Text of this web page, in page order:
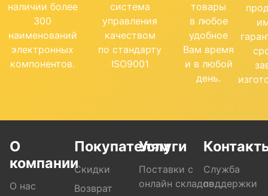
наличии более
300
наименований
электронных
компонентов.
система
управления
качеством
по стандарту
ISO9001
товары
в любое
удобное
Вам время
и в любой
день.
О
компании
О нас
Покупателям
Скидки
Возврат
Услуги
Поставки с
онлайн складов
Служба
поддержки